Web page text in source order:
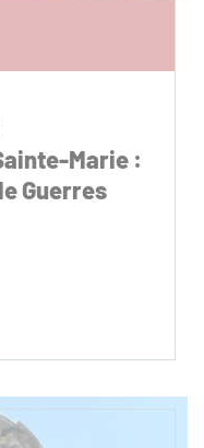
Marie :
Guerres